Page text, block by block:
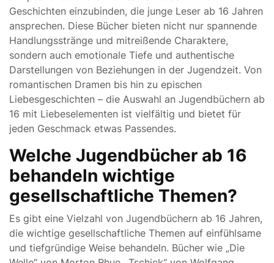
Geschichten einzubinden, die junge Leser ab 16 Jahren
ansprechen. Diese Bücher bieten nicht nur spannende
Handlungsstränge und mitreißende Charaktere,
sondern auch emotionale Tiefe und authentische
Darstellungen von Beziehungen in der Jugendzeit. Von
romantischen Dramen bis hin zu epischen
Liebesgeschichten – die Auswahl an Jugendbüchern ab
16 mit Liebeselementen ist vielfältig und bietet für
jeden Geschmack etwas Passendes.
Welche Jugendbücher ab 16
behandeln wichtige
gesellschaftliche Themen?
Es gibt eine Vielzahl von Jugendbüchern ab 16 Jahren,
die wichtige gesellschaftliche Themen auf einfühlsame
und tiefgründige Weise behandeln. Bücher wie „Die